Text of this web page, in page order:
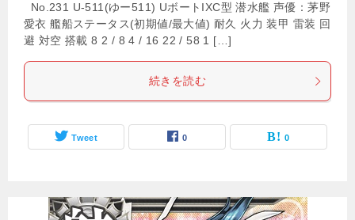
No.231 U-511(ゆー511) UボートIXC型 潜水艦 声優：茅野
愛衣 艦船ステータス(初期値/最大値) 耐久 火力 装甲 雷装 回
避 対空 搭載 8 2 / 8 4 / 16 22 / 58 1 […]
続きを読む
Tweet 0 0